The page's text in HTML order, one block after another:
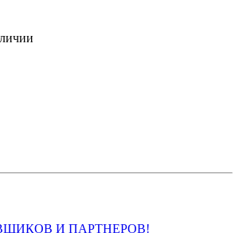
И ПАРТНЕРОВ!